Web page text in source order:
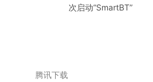
次启动“SmartBT”
腾讯下载